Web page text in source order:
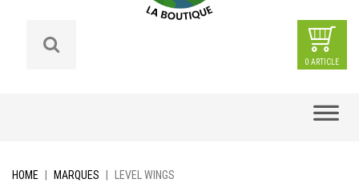
0 ARTICLE
HOME MARQUES LEVEL WINGS